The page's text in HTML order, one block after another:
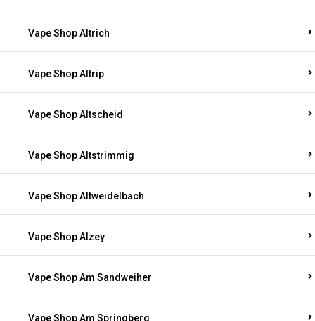
Vape Shop Altrich
Vape Shop Altrip
Vape Shop Altscheid
Vape Shop Altstrimmig
Vape Shop Altweidelbach
Vape Shop Alzey
Vape Shop Am Sandweiher
Vape Shop Am Springberg